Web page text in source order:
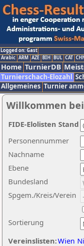
Logged on: Gast
Arabic ARM AZE BIH BUL CAT
Home TurnierDB
Turnierschach-Elozahl
Allgemeines Turnier
Willkommen
Nachname
Ebene
Sortierung
Personennummer
Bundesland
Spgem./Kreis/Verein
Vereinslisten:Wien
FIDE-Elolisten Stand